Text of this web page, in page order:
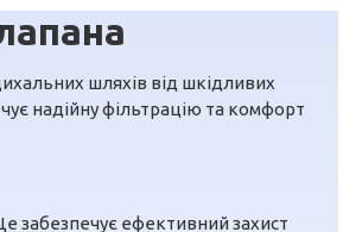
шляхів від шкідливих
надійну фільтрацію та комфорт
забезпечує ефективний захист